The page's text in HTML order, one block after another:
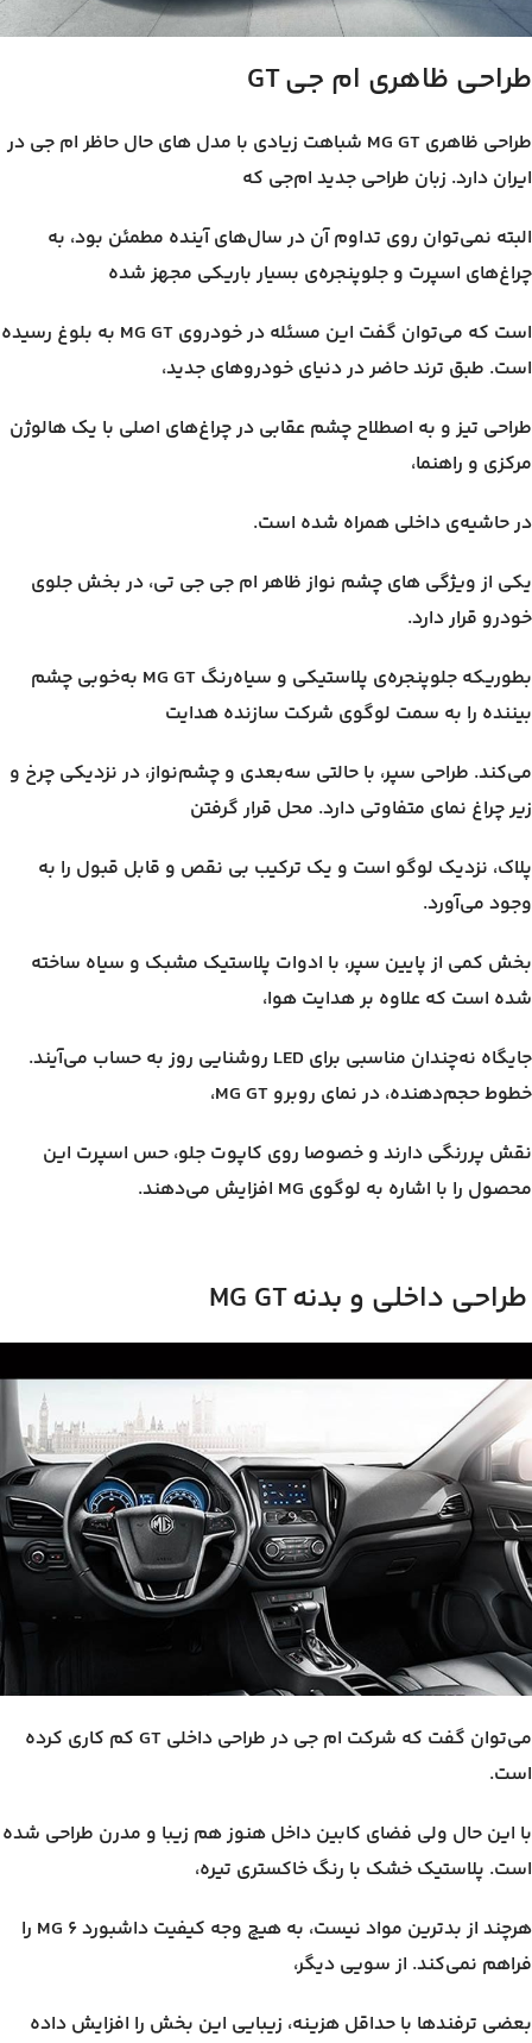
طراحی ظاهری ام جیGT
طراحی ظاهری MG GT شباهت زیادی با مدل های حال حاظر ام جی در
ایران دارد. زبان طراحی جدید ام‌جی که
البته نمی‌توان روی تداوم آن در سال‌های آینده مطمئن بود، به
چراغ‌های اسپرت و جلوپنجره‌ی بسیار باریکی مجهز شده
است که می‌توان گفت این مسئله در خودروی MG GT به بلوغ رسیده
است. طبق ترند حاضر در دنیای خودروهای جدید،
طراحی تیز و به اصطلاح چشم عقابی در چراغ‌های اصلی با یک هالوژن
مرکزی و راهنما،
در حاشیه‌ی داخلی همراه شده است.
یکی از ویژگی های چشم نواز ظاهر ام جی جی تی، در بخش جلوی
خودرو قرار دارد.
بطوریکه جلوپنجره‌ی پلاستیکی و سیاه‌رنگ MG GT به‌خوبی چشم
بیننده را به سمت لوگوی شرکت سازنده هدایت
می‌کند. طراحی سپر، با حالتی سه‌بعدی و چشم‌نواز، در نزدیکی چرخ و
زیر چراغ نمای متفاوتی دارد. محل قرار گرفتن
پلاک، نزدیک لوگو است و یک ترکیب بی نقص و قابل قبول را به
وجود می‌آورد.
بخش کمی از پایین سپر، با ادوات پلاستیک مشبک و سیاه ساخته
شده است که علاوه بر هدایت هوا،
جایگاه نه‌چندان مناسبی برای LED روشنایی روز به حساب می‌آیند.
خطوط حجم‌دهنده، در نمای روبرو MG GT،
نقش پررنگی دارند و خصوصا روی کاپوت جلو، حس اسپرت این
محصول را با اشاره به لوگوی MG افزایش می‌دهند.
طراحی داخلی و بدنهMG GT
می‌توان گفت که شرکت ام جی در طراحی داخلی GT کم کاری کرده
است.
با این حال ولی فضای کابین داخل هنوز هم زیبا و مدرن طراحی شده
است. پلاستیک خشک با رنگ خاکستری تیره،
هرچند از بدترین مواد نیست، به هیچ وجه کیفیت داشبورد MG 6 را
فراهم نمی‌کند. از سویی دیگر،
بعضی ترفندها با حداقل هزینه، زیبایی این بخش را افزایش داده